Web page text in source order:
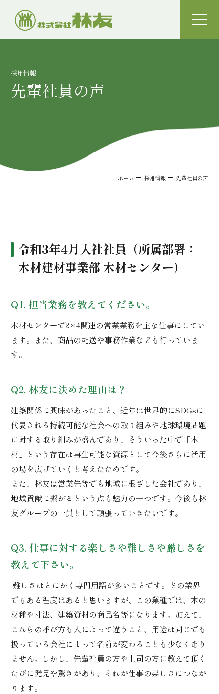
toggle
採用情報
先輩社員の声
ホーム 採用情報 先輩社員の声
令和3年4月入社社員（所属部署：
木材建材事業部 木材センター）
Q1. 担当業務を教えてください。
木材センターで2×4関連の営業業務を主な仕事にしてい
ます。また、商品の配送や事務作業なども行っていま
す。
Q2. 林友に決めた理由は？
建築関係に興味があったこと、近年は世界的にSDGsに
代表される持続可能な社会への取り組みや地球環境問題
に対する取り組みが盛んであり、そういった中で「木
材」という存在は再生可能な資源として今後さらに活用
の場を広げていくと考えたためです。
また、林友は営業先等でも地域に根ざした会社であり、
地域貢献に繋がるという点も魅力の一つです。今後も林
友グループの一員として頑張っていきたいです。
Q3. 仕事に対する楽しさや難しさや厳しさを
教えて下さい。
難しさはとにかく専門用語が多いことです。どの業界
でもある程度はあると思いますが、この業種では、木の
材種や寸法、建築資材の商品名等になります。加えて、
これらの呼び方も人によって違うこと、用途は同じでも
扱っている会社によって名前が変わることも少なくあり
ません。しかし、先輩社員の方や上司の方に教えて頂く
たびに発見や驚きがあり、それが仕事の楽しさにつなが
ります。